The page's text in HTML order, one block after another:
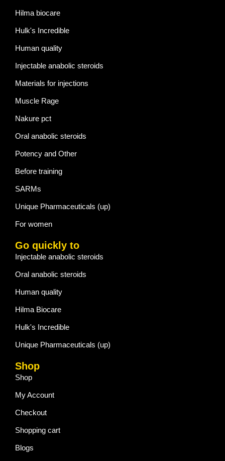
Hilma biocare
Hulk's Incredible
Human quality
Injectable anabolic steroids
Materials for injections
Muscle Rage
Nakure pct
Oral anabolic steroids
Potency and Other
Before training
SARMs
Unique Pharmaceuticals (up)
For women
Go quickly to
Injectable anabolic steroids
Oral anabolic steroids
Human quality
Hilma Biocare
Hulk's Incredible
Unique Pharmaceuticals (up)
Shop
Shop
My Account
Checkout
Shopping cart
Blogs